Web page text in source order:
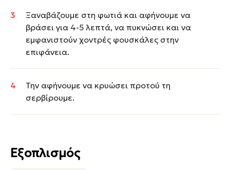
Εξοπλισμός
Ξαναβάζουμε στη φωτιά και αφήνουμε να
βράσει για 4-5 λεπτά, να πυκνώσει και να
εμφανιστούν χοντρές φουσκάλες στην
επιφάνεια.
Την αφήνουμε να κρυώσει προτού τη
σερβίρουμε.